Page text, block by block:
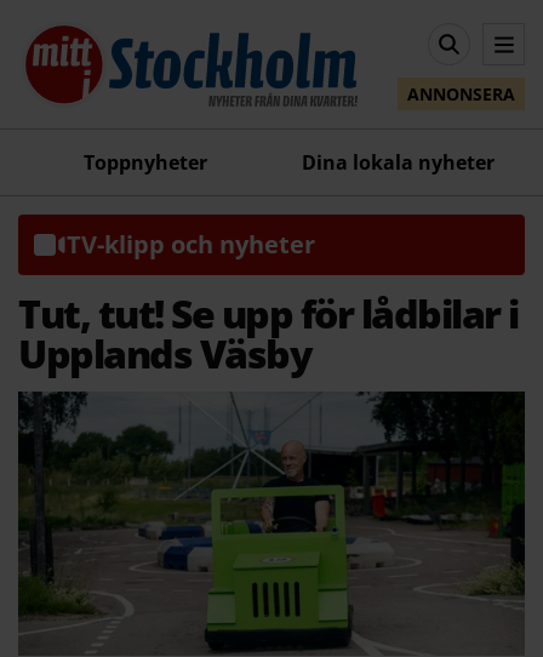
ANNONSERA
Toppnyheter Dina lokala nyheter
TV-klipp och nyheter
Tut, tut! Se upp för lådbilar i
Upplands Väsby